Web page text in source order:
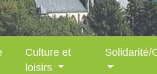
Culture et
loisirs
Solidarité/